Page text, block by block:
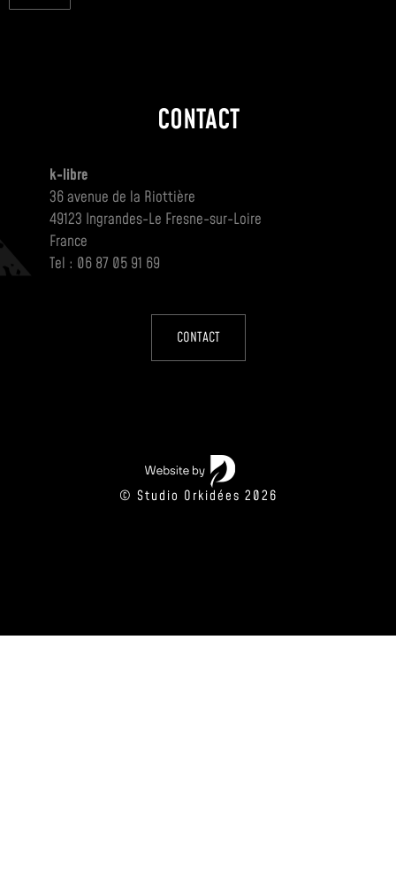
CONTACT
k-libre
36 avenue de la Riottière
49123 Ingrandes-Le Fresne-sur-Loire
France
Tel : 06 87 05 91 69
CONTACT
© Studio Orkidées 2026